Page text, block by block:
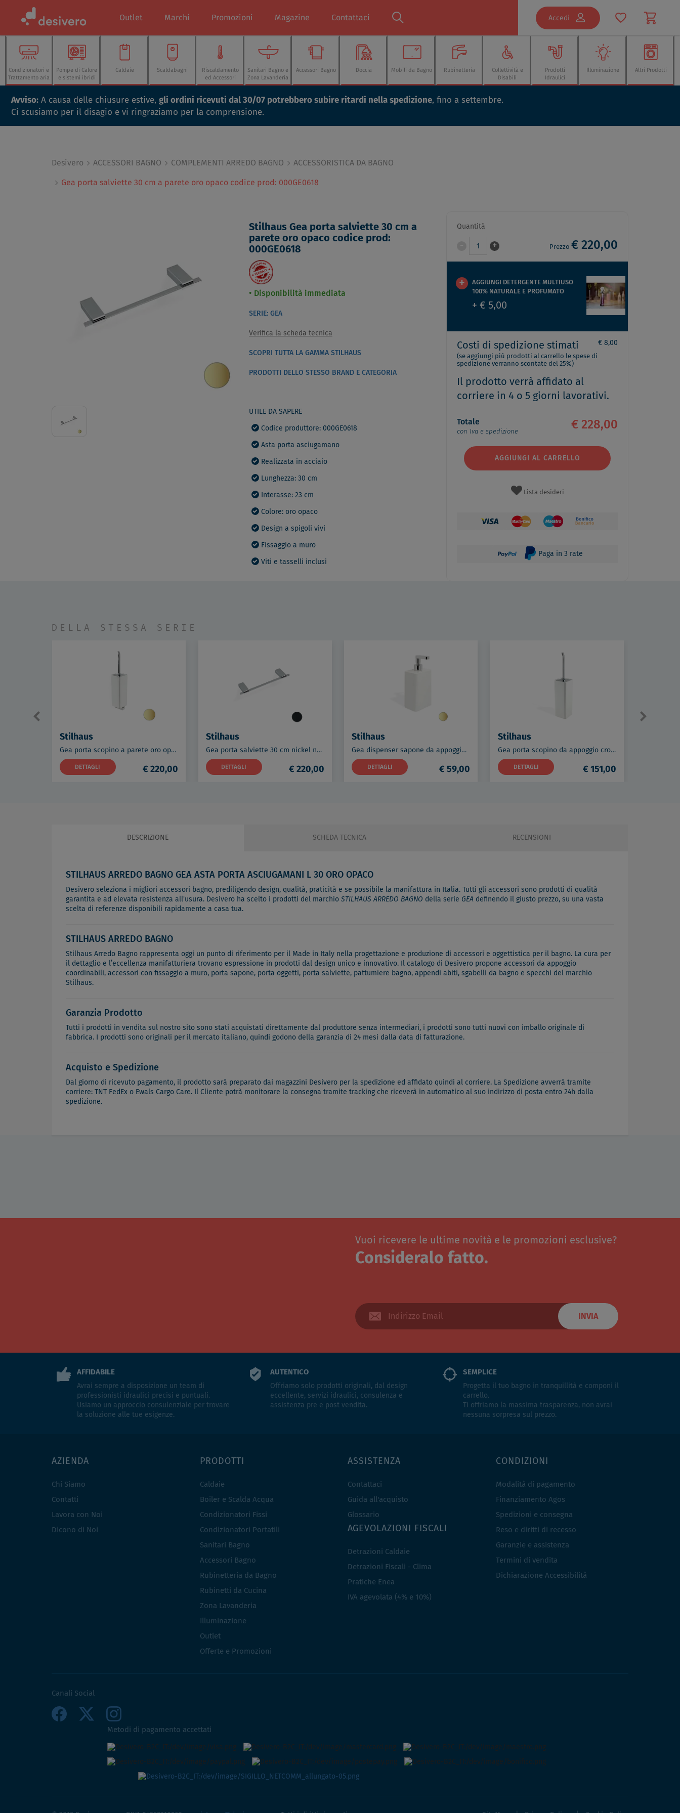
Outlet Marchi Promozioni Magazine Contattaci Accedi
Condizionatori e
Trattamento aria
Pompe di Calore
e sistemi ibridi
Caldaie Scaldabagni
Riscaldamento
ed Accessori
Sanitari Bagno e
Zona Lavanderia
Accessori Bagno Doccia Mobili da Bagno Rubinetteria
Collettività e
Disabili
Prodotti
Idraulici
Illuminazione Altri Prodotti
Avviso: A causa delle chiusure estive, gli ordini ricevuti dal 30/07 potrebbero subire ritardi nella spedizione, fino a settembre.
Ci scusiamo per il disagio e vi ringraziamo per la comprensione.
Desivero ACCESSORI BAGNO COMPLEMENTI ARREDO BAGNO
ACCESSORISTICA DA BAGNO
Gea porta salviette 30 cm a parete oro opaco codice prod: 000GE0618
Stilhaus Gea porta salviette 30 cm a
parete oro opaco codice prod:
000GE0618
Disponibilità immediata
SERIE: GEA
Verifica la scheda tecnica
SCOPRI TUTTA LA GAMMA STILHAUS
PRODOTTI DELLO STESSO BRAND E CATEGORIA
UTILE DA SAPERE
Codice produttore: 000GE0618
Asta porta asciugamano
Realizzata in acciaio
Lunghezza: 30 cm
Interasse: 23 cm
Colore: oro opaco
Design a spigoli vivi
Fissaggio a muro
Viti e tasselli inclusi
Quantità
1 + Prezzo € 220,00
AGGIUNGI DETERGENTE MULTIUSO
100% NATURALE E PROFUMATO
+ € 5,00
Costi di spedizione stimati € 8,00
(se aggiungi più prodotti al carrello le spese di
spedizione verranno scontate del 25%)
Il prodotto verrà affidato al
corriere in 4 o 5 giorni lavorativi.
Totale
con Iva e spedizione
€ 228,00
AGGIUNGI AL CARRELLO
Lista desideri
Paga in 3 rate
DELLA STESSA SERIE
Stilhaus
Gea porta scopino a parete oro opaco codice prod: 000GE039M18
DETTAGLI € 220,00
Stilhaus
Gea porta salviette 30 cm nickel nero satinato codice prod: 000GE0657
DETTAGLI € 220,00
Stilhaus
Gea dispenser sapone da appoggio dosatore oro opaco codice prod: 000GE30AP18
DETTAGLI € 59,00
Stilhaus
Gea porta scopino da appoggio cromato codice prod: 000GE03908
DETTAGLI € 151,00
DESCRIZIONE SCHEDA TECNICA RECENSIONI
STILHAUS ARREDO BAGNO GEA ASTA PORTA ASCIUGAMANI L 30 ORO OPACO
Desivero seleziona i migliori accessori bagno, prediligendo design, qualità, praticità e se possibile la manifattura in Italia. Tutti gli accessori sono prodotti di qualità
garantita e ad elevata resistenza all'usura. Desivero ha scelto i prodotti del marchio STILHAUS ARREDO BAGNO della serie GEA definendo il giusto prezzo, su una vasta
scelta di referenze disponibili rapidamente a casa tua.
STILHAUS ARREDO BAGNO
Stilhaus Arredo Bagno rappresenta oggi un punto di riferimento per il Made in Italy nella progettazione e produzione di accessori e oggettistica per il bagno. La cura per
il dettaglio e l’eccellenza manifatturiera trovano espressione in prodotti dal design unico e innovativo. Il catalogo di Desivero propone accessori da appoggio
coordinabili, accessori con fissaggio a muro, porta sapone, porta oggetti, porta salviette, pattumiere bagno, appendi abiti, sgabelli da bagno e specchi del marchio
Stilhaus.
Garanzia Prodotto
Tutti i prodotti in vendita sul nostro sito sono stati acquistati direttamente dal produttore senza intermediari, i prodotti sono tutti nuovi con imballo originale di
fabbrica. I prodotti sono originali per il mercato italiano, quindi godono della garanzia di 24 mesi dalla data di fatturazione.
Acquisto e Spedizione
Dal giorno di ricevuto pagamento, il prodotto sarà preparato dai magazzini Desivero per la spedizione ed affidato quindi al corriere. La Spedizione avverrà tramite
corriere: TNT FedEx o Ewals Cargo Care. Il Cliente potrà monitorare la consegna tramite tracking che riceverà in automatico al suo indirizzo di posta entro 24h dalla
spedizione.
Vuoi ricevere le ultime novità e le promozioni esclusive?
Consideralo fatto.
INVIA
AFFIDABILE
Avrai sempre a disposizione un team di
professionisti idraulici precisi e puntuali.
Usiamo un approccio consulenziale per trovare
la soluzione alle tue esigenze.
AUTENTICO
Offriamo solo prodotti originali, dal design
eccellente, servizi idraulici, consulenza e
assistenza pre e post vendita.
SEMPLICE
Progetta il tuo bagno in tranquillità e componi il
carrello.
Ti offriamo la massima trasparenza, non avrai
nessuna sorpresa sul prezzo.
AZIENDA
Chi Siamo
Contatti
Lavora con Noi
Dicono di Noi
PRODOTTI
Caldaie
Boiler e Scalda Acqua
Condizionatori Fissi
Condizionatori Portatili
Sanitari Bagno
Accessori Bagno
Rubinetteria da Bagno
Rubinetti da Cucina
Zona Lavanderia
Illuminazione
Outlet
Offerte e Promozioni
ASSISTENZA
Contattaci
Guida all'acquisto
Glossario
AGEVOLAZIONI FISCALI
Detrazioni Caldaie
Detrazioni Fiscali - Clima
Pratiche Enea
IVA agevolata (4% e 10%)
CONDIZIONI
Modalità di pagamento
Finanziamento Agos
Spedizioni e consegna
Reso e diritti di recesso
Garanzie e assistenza
Termini di vendita
Dichiarazione Accessibilità
Canali Social
Metodi di pagamento accettati